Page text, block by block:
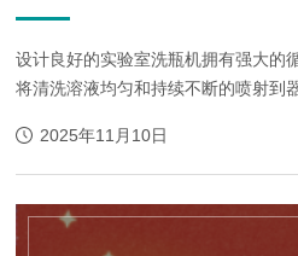
设计良好的实验室洗瓶机拥有强大的
将清洗溶液均匀和持续不断的喷射到
残留物。 但是，由...
2025年11月10日